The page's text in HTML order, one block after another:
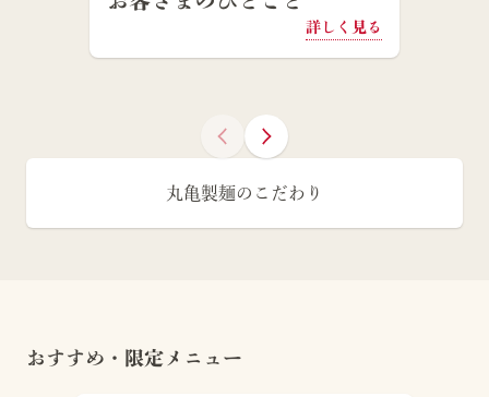
詳しく見る
丸亀製麺のこだわり
おすすめ・限定メニュー